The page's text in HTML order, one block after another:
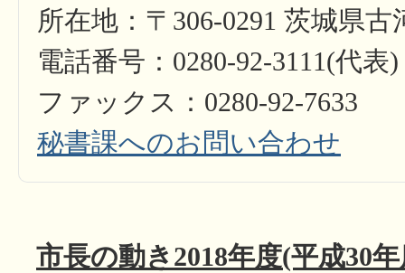
所在地：〒306-0291 茨城県
電話番号：0280-92-3111(代表)
ファックス：0280-92-7633
秘書課へのお問い合わせ
市長の動き2018年度(平成30